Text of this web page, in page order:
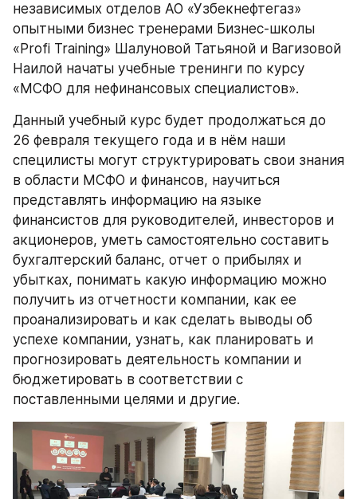
независимых отделов АО «Узбекнефтегаз»
опытными бизнес тренерами Бизнес-школы
«Profi Training» Шалуновой Татьяной и Вагизовой
Наилой начаты учебные тренинги по курсу
«МСФО для нефинансовых специалистов».
Данный учебный курс будет продолжаться до
26 февраля текущего года и в нём наши
специлисты могут структурировать свои знания
в области МСФО и финансов, научиться
представлять информацию на языке
финансистов для руководителей, инвесторов и
акционеров, уметь самостоятельно составить
бухгалтерский баланс, отчет о прибылях и
убытках, понимать какую информацию можно
получить из отчетности компании, как ее
проанализировать и как сделать выводы об
успехе компании, узнать, как планировать и
прогнозировать деятельность компании и
бюджетировать в соответствии с
поставленными целями и другие.